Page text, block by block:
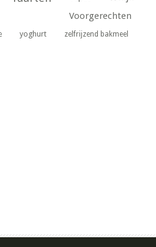
Voorgerechten
yoghurt zelfrijzend bakmeel